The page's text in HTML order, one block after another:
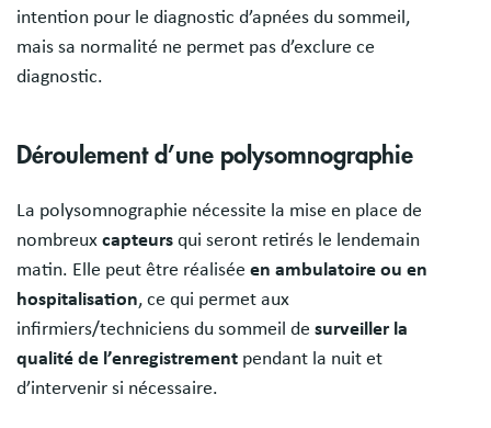
intention pour le diagnostic d’apnées du sommeil,
mais sa normalité ne permet pas d’exclure ce
diagnostic.
Déroulement d’une polysomnographie
La polysomnographie nécessite la mise en place de
nombreux capteurs qui seront retirés le lendemain
matin. Elle peut être réalisée en ambulatoire ou en
hospitalisation, ce qui permet aux
infirmiers/techniciens du sommeil de surveiller la
qualité de l’enregistrement pendant la nuit et
d’intervenir si nécessaire.